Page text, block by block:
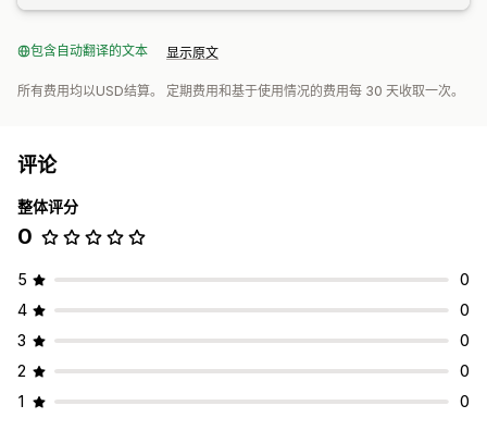
包含自动翻译的文本 显示原文
所有费用均以USD结算。 定期费用和基于使用情况的费用每 30 天收取一次。
评论
整体评分
0
5
0
4
0
3
0
2
0
1
0